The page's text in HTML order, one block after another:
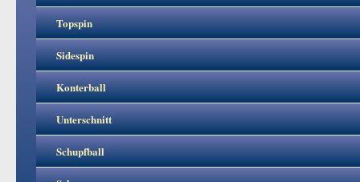
Topspin
Sidespin
Konterball
Unterschnitt
Schupfball